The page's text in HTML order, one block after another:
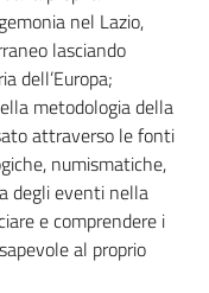
nel Lazio,
lasciando
dell’Europa;
metodologia della
attraverso le fonti
numismatiche,
degli eventi nella
e comprendere i
al proprio